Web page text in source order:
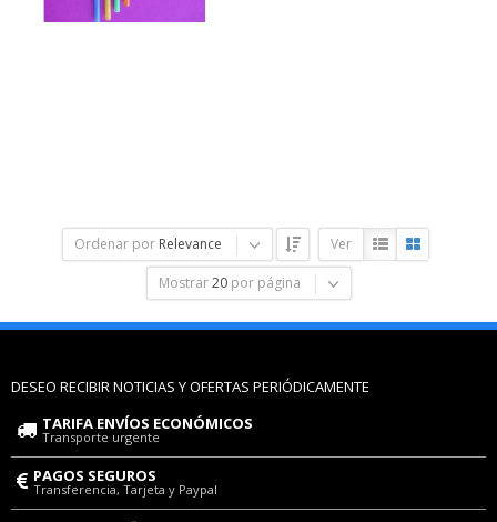
Ordenar por Relevance Ver
Mostrar 20 por página
DESEO RECIBIR NOTICIAS Y OFERTAS PERIÓDICAMENTE
TARIFA ENVÍOS ECONÓMICOS
Transporte urgente
PAGOS SEGUROS
Transferencia, Tarjeta y Paypal